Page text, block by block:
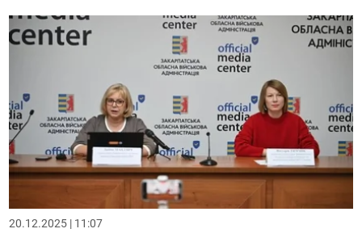
20.12.2025 | 11:07